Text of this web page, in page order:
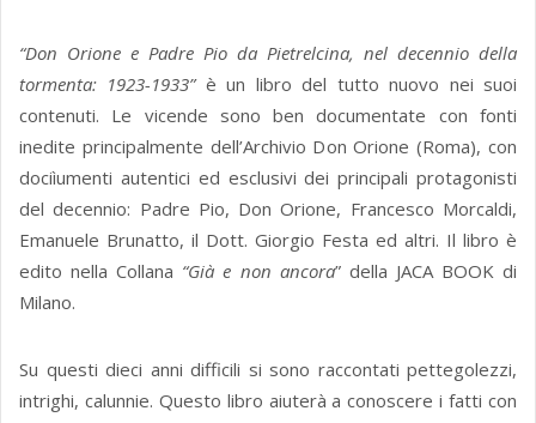
“Don Orione e Padre Pio da Pietrelcina, nel decennio della
tormenta: 1923-1933”è un libro del tutto nuovo nei suoi
contenuti. Le vicende sono ben documentate con fonti
inedite principalmente dell’Archivio Don Orione (Roma), con
dociìumenti autentici ed esclusivi dei principali protagonisti
del decennio: Padre Pio, Don Orione, Francesco Morcaldi,
Emanuele Brunatto, il Dott. Giorgio Festa ed altri. Il libro è
edito nella Collana “Già e non ancora” della JACA BOOK di
Milano.
Su questi dieci anni difficili si sono raccontati pettegolezzi,
intrighi, calunnie. Questo libro aiuterà a conoscere i fatti con